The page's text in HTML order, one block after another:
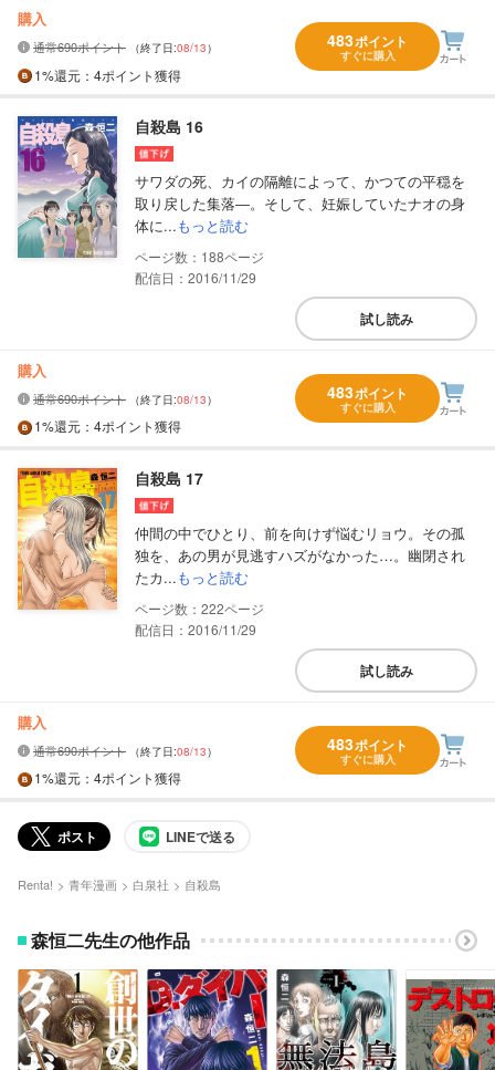
購入
通常690ポイント （終了日:08/13）
1%還元 ：4ポイント獲得
483ポイント
すぐに購入
自殺島 16
サワダの死、カイの隔離によって、かつての平穏を
取り戻した集落―。そして、妊娠していたナオの身
体に...もっと読む
188
配信日：2016/11/29
試し読み
購入
通常690ポイント （終了日:08/13）
1%還元 ：4ポイント獲得
483ポイント
すぐに購入
自殺島 17
仲間の中でひとり、前を向けず悩むリョウ。その孤
独を、あの男が見逃すハズがなかった…。幽閉され
たカ...もっと読む
222
配信日：2016/11/29
試し読み
購入
通常690ポイント （終了日:08/13）
1%還元 ：4ポイント獲得
483ポイント
すぐに購入
ポスト LINEで送る
Renta! 青年漫画 白泉社 自殺島
森恒二先生の他作品